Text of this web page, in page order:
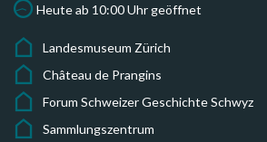
Heute ab 10:00 Uhr geöffnet
Landesmuseum Zürich
Château de Prangins
Forum Schweizer Geschichte Schwyz
Sammlungszentrum